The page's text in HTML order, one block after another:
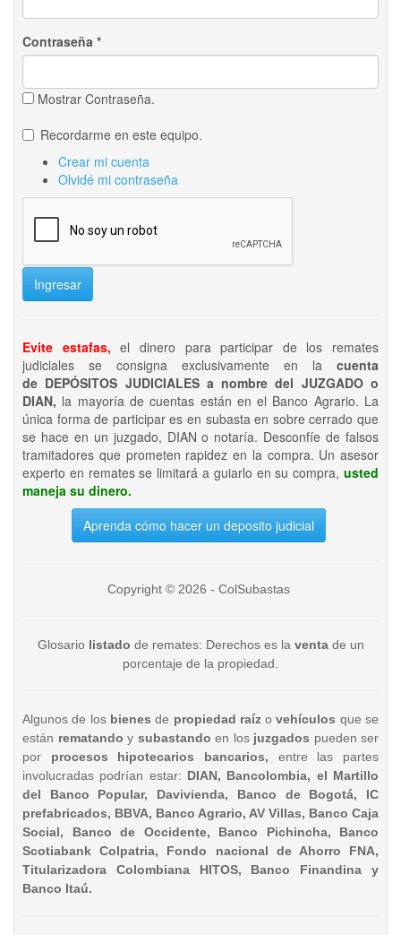
Contraseña *
Mostrar Contraseña.
Recordarme en este equipo.
Crear mi cuenta
Olvidé mi contraseña
Ingresar
Evite estafas, el dinero para participar de los remates
judiciales se consigna exclusivamente en la cuenta
de DEPÓSITOS JUDICIALES a nombre del JUZGADO o
DIAN, la mayoría de cuentas están en el Banco Agrario. La
única forma de participar es en subasta en sobre cerrado que
se hace en un juzgado, DIAN o notaría. Desconfíe de falsos
tramitadores que prometen rapidez en la compra. Un asesor
experto en remates se limitará a guiarlo en su compra, usted
maneja su dinero.
Aprenda cómo hacer un deposito judicial
Copyright © 2026 - ColSubastas
Glosario listado de remates: Derechos es la ventade un
porcentaje de la propiedad.
Algunos de los bienesde propiedad raízo vehículos que se
están rematando y subastando en los juzgados pueden ser
por procesos hipotecarios bancarios, entre las partes
involucradas podrían estar: DIAN, Bancolombia, el Martillo
del Banco Popular, Davivienda, Banco de Bogotá, IC
prefabricados, BBVA, Banco Agrario, AV Villas, Banco Caja
Social, Banco de Occidente, Banco Pichincha, Banco
Scotiabank Colpatria, Fondo nacional de Ahorro FNA,
Titularizadora Colombiana HITOS, Banco Finandina y
Banco Itaú.